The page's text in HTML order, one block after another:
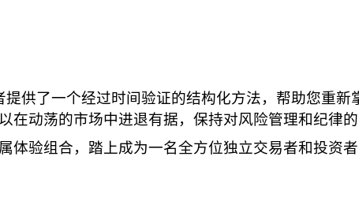
供了一个经过时间验证的结构化方法，帮助您重
动荡的市场中进退有据，保持对风险管理和纪律的
验组合，踏上成为一名全方位独立交易者和投资者